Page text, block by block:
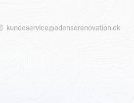
kundeservice@odenserenovation.dk